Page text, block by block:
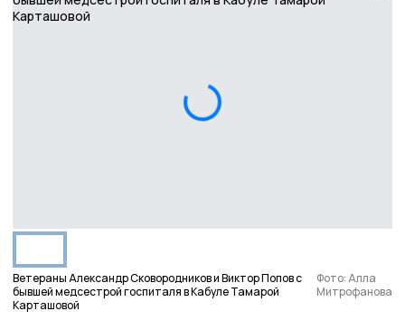
Ветераны Александр Сковородников и Виктор Попов с
бывшей медсестрой госпиталя в Кабуле Тамарой
Карташовой
Фото: Алла
Митрофанова